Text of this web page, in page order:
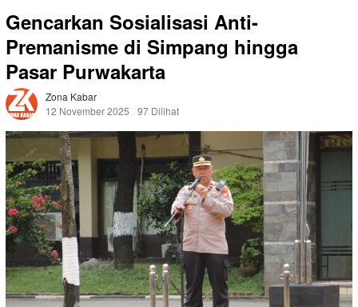
Gencarkan Sosialisasi Anti-
Premanisme di Simpang hingga
Pasar Purwakarta
Zona Kabar
12 November 2025
97 Dilihat